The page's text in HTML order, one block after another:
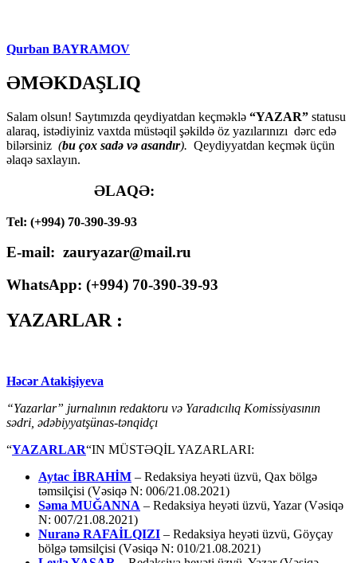
Qurban BAYRAMOV
ƏMƏKDAŞLIQ
Salam olsun! Saytımızda qeydiyatdan keçməklə “YAZAR” statusu
alaraq, istədiyiniz vaxtda müstəqil şəkildə öz yazılarınızı dərc edə
bilərsiniz (bu çox sadə və asandır). Qeydiyyatdan keçmək üçün
əlaqə saxlayın.
ƏLAQƏ:
Tel: (+994) 70-390-39-93
E-mail: zauryazar@mail.ru
WhatsApp: (+994) 70-390-39-93
YAZARLAR :
Həcər Atakişiyeva
“Yazarlar” jurnalının redaktoru və Yaradıcılıq Komissiyasının
sədri, ədəbiyyatşünas-tənqidçı
“YAZARLAR“IN MÜSTƏQİL YAZARLARI:
Aytac İBRAHİM – Redaksiya heyəti üzvü, Qax bölgə
təmsilçisi (Vəsiqə N: 006/21.08.2021)
Səma MUĞANNA – Redaksiya heyəti üzvü, Yazar (Vəsiqə
N: 007/21.08.2021)
Nuranə RAFAİLQIZI – Redaksiya heyəti üzvü, Göyçay
bölgə təmsilçisi (Vəsiqə N: 010/21.08.2021)